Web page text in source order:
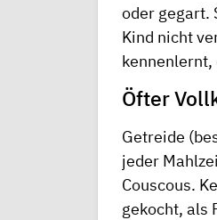
oder gegart.
Kind nicht
kennenlernt,
Öfter
Getreide
jeder
Couscous.
gekocht, als